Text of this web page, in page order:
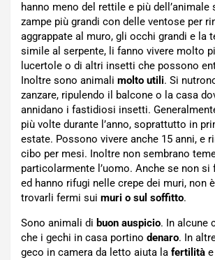
hanno meno del rettile e più
zampe più grandi con delle ventose per
aggrappate al muro, gli occhi grandi e la
simile al serpente, li fanno vivere molto
lucertole o di altri insetti che possono
Inoltre sono animali molto utili. Si
zanzare, ripulendo il balcone o la casa
annidano i fastidiosi insetti.
più volte durante l’anno, soprattutto in
estate. Possono vivere anche 15 anni, e
cibo per mesi. Inoltre non sembrano
particolarmente l’uomo. Anche se non si
ed hanno rifugi nelle crepe dei muri, non
trovarli fermi sui muri o sul soffitto.
Sono animali di buon auspicio. In alcune
che i gechi in casa portino denaro. In
geco in camera da letto aiuta la fertilità